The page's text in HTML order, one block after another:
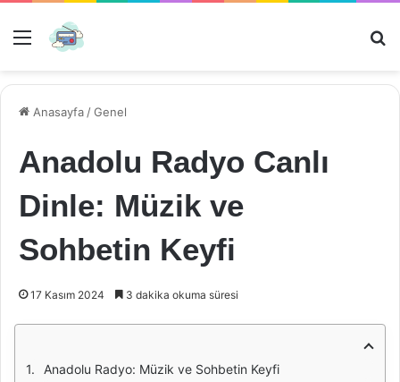
Menü
Anasayfa /Genel
Anadolu Radyo Canlı
Dinle: Müzik ve
Sohbetin Keyfi
17 Kasım 2024 3 dakika okuma süresi
Anadolu Radyo: Müzik ve Sohbetin Keyfi